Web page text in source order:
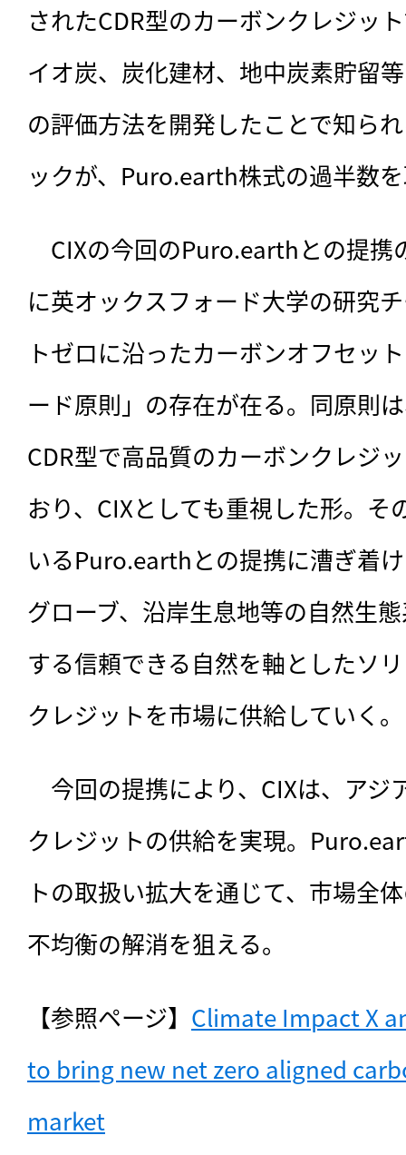
されたCDR型のカーボンクレジッ
イオ炭、炭化建材、地中炭素貯留
の評価方法を開発したことで知ら
ックが、Puro.earth株式の過半数
CIXの今回のPuro.earthとの提携
に英オックスフォード大学の研究
トゼロに沿ったカーボンオフセッ
ード原則」の存在が在る。同原則
CDR型で高品質のカーボンクレジ
おり、CIXとしても重視した形。そ
いるPuro.earthとの提携に漕ぎ着
グローブ、沿岸生息地等の自然生
する信頼できる自然を軸としたソ
クレジットを市場に供給していく。
今回の提携により、CIXは、アジ
クレジットの供給を実現。
トの取扱い拡大を通じて、市場全
不均衡の解消を狙える。
【参照ページ】 Climate Impact X
to bring new net zero aligned
market